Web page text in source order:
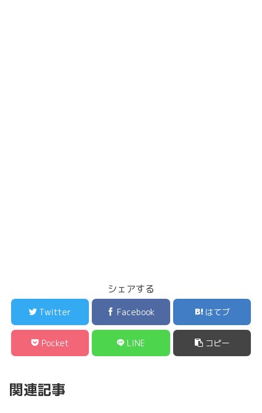
シェアする
Twitter Facebook はてブ
Pocket LINE コピー
関連記事